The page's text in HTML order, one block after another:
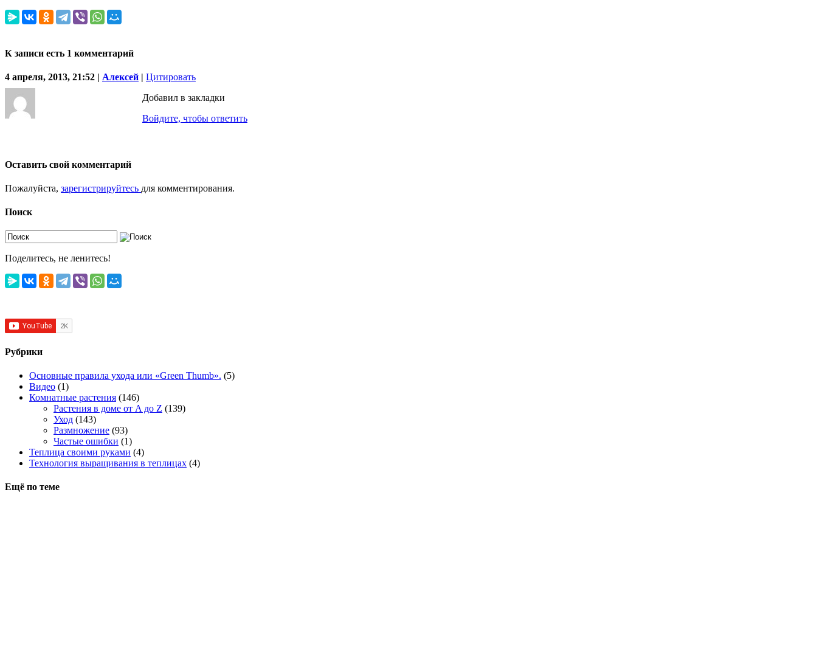
К записи есть 1 комментарий
4 апреля, 2013, 21:52 | Алексей | Цитировать
Добавил в закладки
Войдите, чтобы ответить
Оставить свой комментарий
Пожалуйста, зарегистрируйтесь для комментирования.
Поиск
Поделитесь, не ленитесь!
Рубрики
Основные правила ухода или «Green Thumb». (5)
Видео (1)
Комнатные растения (146)
Растения в доме от A до Z (139)
Уход (143)
Размножение (93)
Частые ошибки (1)
Теплица своими руками (4)
Технология выращивания в теплицах (4)
Ещё по теме